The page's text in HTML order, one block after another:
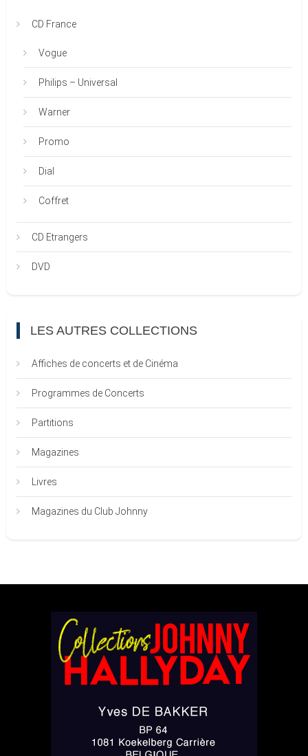
CD France
Vogue
Philips – Universal
Warner
Promo
Dial
Coffret
CD Etrangers
DVD
LES AUTRES COLLECTIONS
Affiches de concerts et de Cinéma
Programmes de Concerts
Partitions
Magazines
Livres
Magazines du Club Johnny